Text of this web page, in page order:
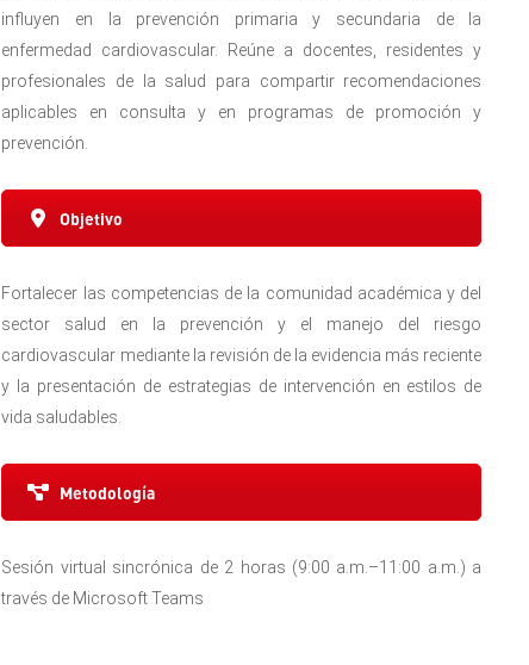
influyen en la prevención primaria y secundaria de la
enfermedad cardiovascular. Reúne a docentes, residentes y
profesionales de la salud para compartir recomendaciones
aplicables en consulta y en programas de promoción y
prevención.
Objetivo
Fortalecer las competencias de la comunidad académica y del
sector salud en la prevención y el manejo del riesgo
cardiovascular mediante la revisión de la evidencia más reciente
y la presentación de estrategias de intervención en estilos de
vida saludables.
Metodología
Sesión virtual sincrónica de 2 horas (9:00 a.m.–11:00 a.m.) a
través de Microsoft Teams